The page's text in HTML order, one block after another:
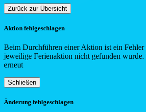
Zurück zur Übersicht
Aktion fehlgeschlagen
Beim Durchführen einer Aktion ist ein Fehler
jeweilige Ferienaktion nicht gefunden wurde.
erneut
Schließen
Änderung fehlgeschlagen